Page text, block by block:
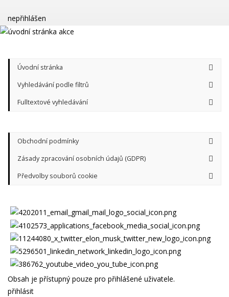
nepřihlášen
Úvodní stránka
Vyhledávání podle filtrů
Fulltextové vyhledávání
Obchodní podmínky
Zásady zpracování osobních údajů (GDPR)
Předvolby souborů cookie
Obsah je přístupný pouze pro přihlášené uživatele.
přihlásit